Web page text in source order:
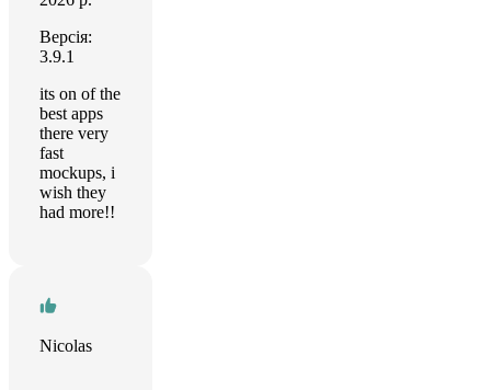
Версія:
3.9.1
its on of the
best apps
there very
fast
mockups, i
wish they
had more!!
Nicolas